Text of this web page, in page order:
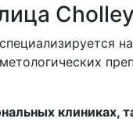
Cholley
клиниках,